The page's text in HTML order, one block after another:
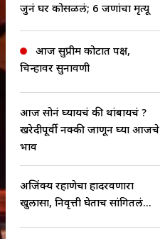
जुनं घर कोसळलं; 6 जणांचा मृत्यू
आज सुप्रीम कोर्टात पक्ष,
चिन्हावर सुनावणी
आज सोनं घ्यायचं की थांबायचं ?
खरेदीपूर्वी नक्की जाणून घ्या आजचे
भाव
अजिंक्य रहाणेचा हादरवणारा
खुलासा, निवृत्ती घेताच सांगितलं...